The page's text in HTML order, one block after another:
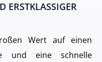
ERSTKLASSIGER
Wert auf einen
und eine schnelle